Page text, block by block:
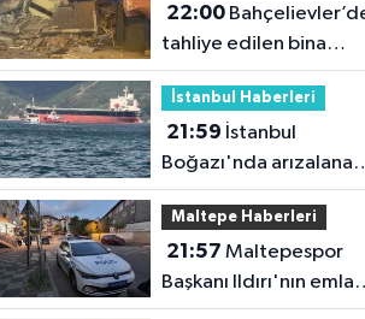
22:00Bahçelievler’de
tahliye edilen bina
çöktü
İstanbul Haberleri
21:59
Boğazı'nda arızalanan
gemi çekildi; trafik
yeniden açıldı
Maltepe Haberleri
21:57
Başkanı Ildırı'nın emlak
dükkanı kurşunlandı: 1